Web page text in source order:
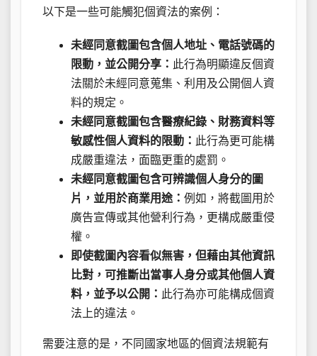
以下是一些可能觸犯個資法的案例：
未經同意截圖包含個人地址、電話號碼的
限動，並公開分享： 此行為明顯違反個資
法關於未經同意蒐集、利用及公開個人資
料的規定。
未經同意截圖包含醫療紀錄、財務資料等
敏感性個人資料的限動： 此行為更可能構
成嚴重違法，面臨更重的處罰。
未經同意截圖包含可辨識個人身分的圖
片，並用於商業用途： 例如，將截圖用於
廣告宣傳或其他營利行為，更構成嚴重侵
權。
即使截圖內容看似無害，但藉由其他資訊
比對，可推斷出當事人身分或其他個人資
料，並予以公開： 此行為亦可能構成個資
法上的違法。
需要注意的是，不同國家地區的個資法規範有